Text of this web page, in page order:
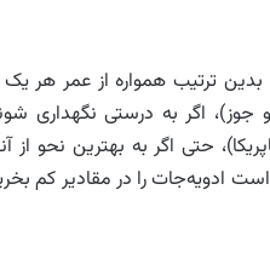
ترتیب همواره از عمر هر یک
جوز)، اگر به درستی نگهداری
حتی اگر به بهترین نحو از
بهتر است ادویه‌جات را در مقادیر کم